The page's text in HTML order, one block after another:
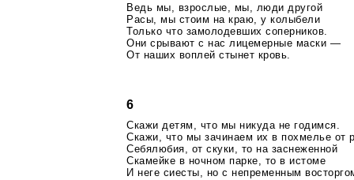
Ведь мы, взрослые, мы, люди другой
Расы, мы стоим на краю, у колыбели
Только что замолодевших соперников.
Они срывают с нас лицемерные маски —
От наших воплей стынет кровь.
6
Скажи детям, что мы никуда не годимся.
Скажи, что мы зачинаем их в похмелье от
Себялюбия, от скуки, то на заснеженной
Скамейке в ночном парке, то в истоме
И неге сиесты, но с непременным